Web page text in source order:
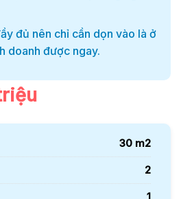
đủ nên chỉ cần dọn vào là ở
doanh được ngay.
30 m2
2